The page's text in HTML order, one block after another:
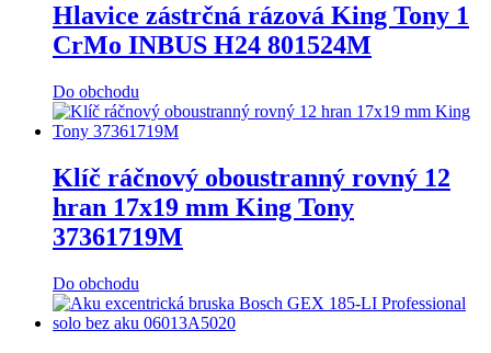
Hlavice zástrčná rázová King Tony 1
CrMo INBUS H24 801524M
Do obchodu
Klíč ráčnový oboustranný rovný 12
hran 17x19 mm King Tony
37361719M
Do obchodu